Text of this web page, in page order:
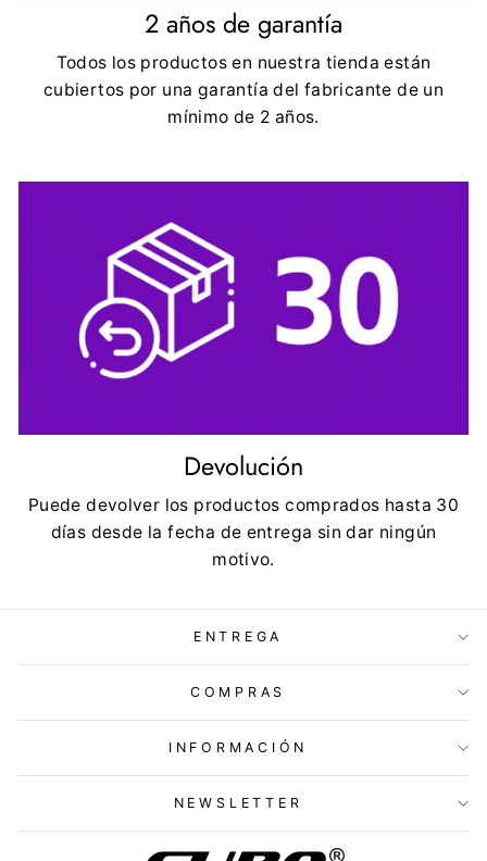
2 años de garantía
Todos los productos en nuestra tienda están
cubiertos por una garantía del fabricante de un
mínimo de 2 años.
Devolución
Puede devolver los productos comprados hasta 30
días desde la fecha de entrega sin dar ningún
motivo.
ENTREGA
COMPRAS
INFORMACIÓN
NEWSLETTER